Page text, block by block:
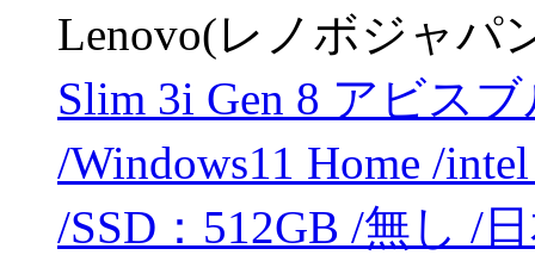
Lenovo(レノボジャパ
Slim 3i Gen 8 アビス
/Windows11 Home /
/SSD：512GB /無し /